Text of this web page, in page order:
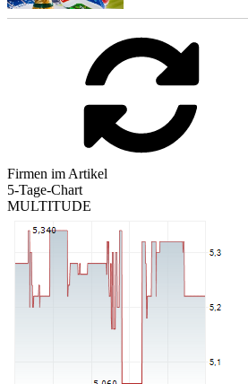
Firmen im Artikel
5-Tage-Chart
MULTITUDE